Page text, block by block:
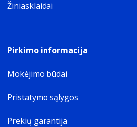
Žiniasklaidai
Pirkimo informacija
Mokėjimo būdai
Pristatymo sąlygos
Prekių garantija